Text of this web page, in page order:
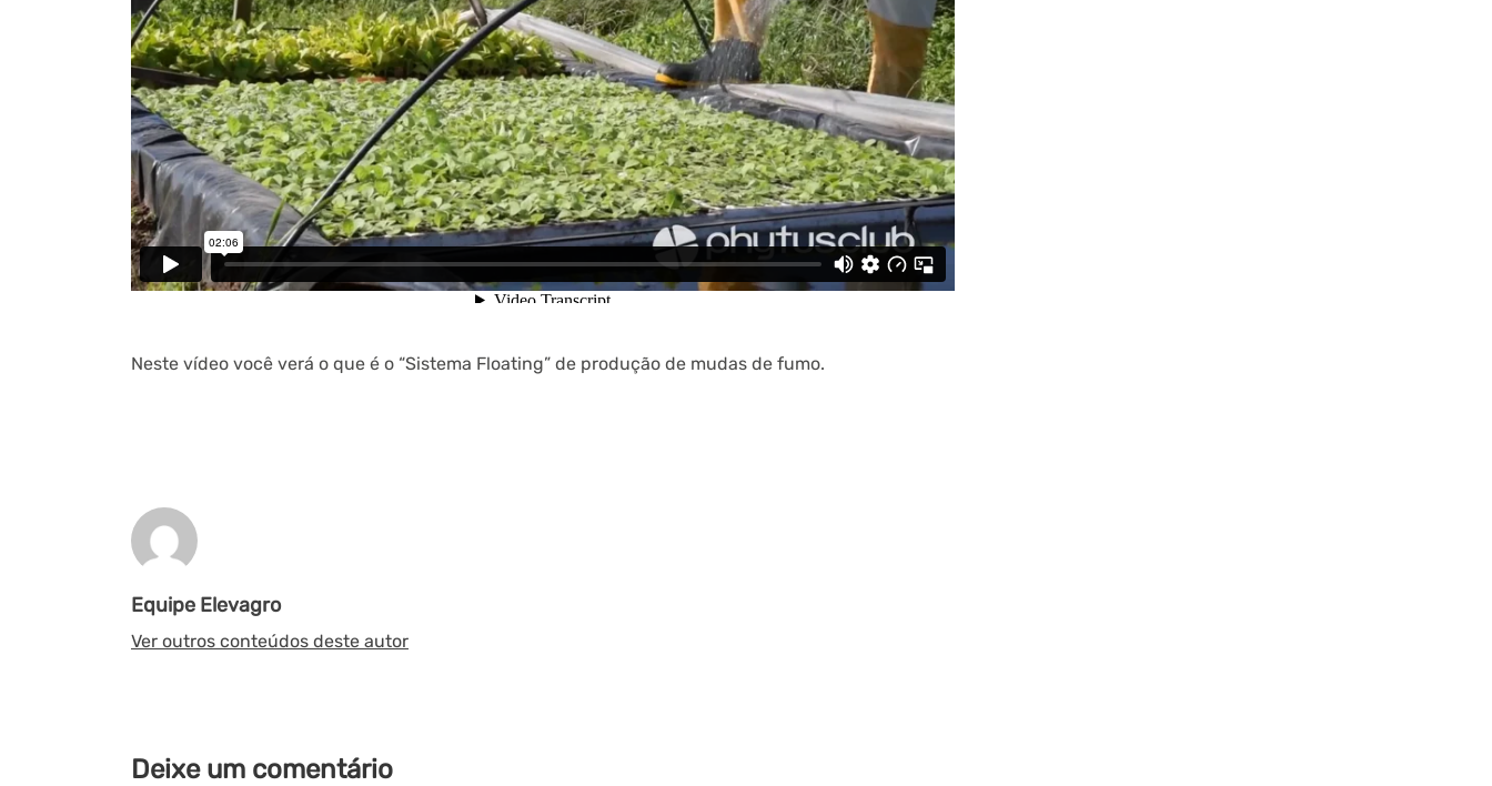
Neste vídeo você verá o que é o “Sistema Floating” de produção de mudas de fumo.
Equipe Elevagro
Ver outros conteúdos deste autor
Deixe um comentário